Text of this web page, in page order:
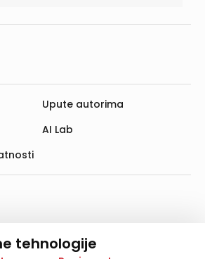
tehnologije
Upute autorima
AI Lab